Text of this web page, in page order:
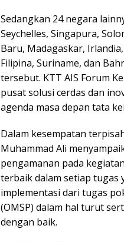
Sedangkan 24 negara
Seychelles, Singapura,
Baru, Madagaskar,
Filipina, Suriname, dan
tersebut. KTT AIS Forum
pusat solusi cerdas dan
agenda masa depan tata
Dalam kesempatan
Muhammad Ali
pengamanan pada
terbaik dalam setiap tugas
implementasi dari tugas
(OMSP) dalam hal turut
dengan baik.